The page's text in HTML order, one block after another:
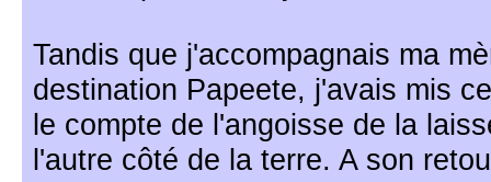
Tandis que j'accompagnais ma
destination Papeete, j'avais mis
le compte de l'angoisse de la
l'autre côté de la terre. A son